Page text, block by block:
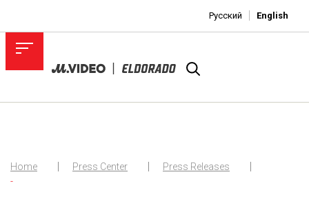
Русский English
Home Press Center
Press Releases
-